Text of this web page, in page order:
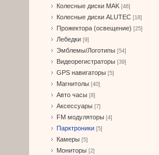
Колесные диски MAK [46]
Колесные диски ALUTEC [18]
Прожектора (освещение) [25]
Лебедки [9]
Эмблемы/Логотипы [54]
Видеорегистраторы [39]
GPS навигаторы [5]
Магнитолы [40]
Авто часы [8]
Аксессуары [7]
FM модуляторы [4]
Парктроники [5]
Камеры [5]
Мониторы [2]